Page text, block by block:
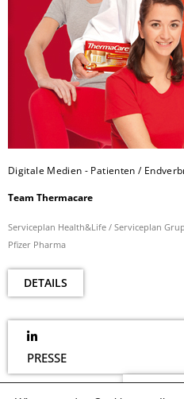
Digitale Medien - Patienten /
Team Thermacare
Serviceplan Health&Life / Serviceplan
Pfizer Pharma
DETAILS
PRESSE